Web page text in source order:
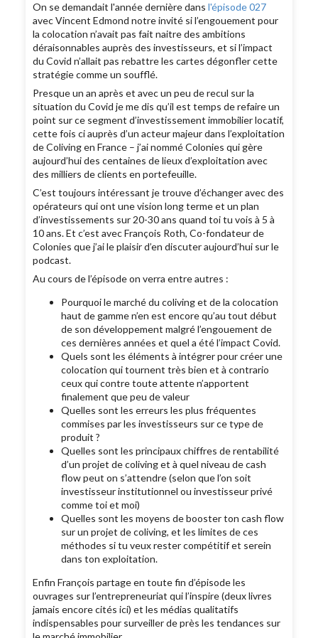
On se demandait l'année dernière dansl'épisode 027
avec Vincent Edmond notre invité si l’engouement pour
la colocation n’avait pas fait naitre des ambitions
déraisonnables auprès des investisseurs, et si l’impact
du Covid n’allait pas rebattre les cartes dégonfler cette
stratégie comme un soufflé.
Presque un an après et avec un peu de recul sur la
situation du Covid je me dis qu’il est temps de refaire un
point sur ce segment d’investissement immobilier locatif,
cette fois ci auprès d’un acteur majeur dans l’exploitation
de Coliving en France – j’ai nommé Colonies qui gère
aujourd’hui des centaines de lieux d’exploitation avec
des milliers de clients en portefeuille.
C’est toujours intéressant je trouve d’échanger avec des
opérateurs qui ont une vision long terme et un plan
d’investissements sur 20-30 ans quand toi tu vois à 5 à
10 ans. Et c’est avec François Roth, Co-fondateur de
Colonies que j’ai le plaisir d’en discuter aujourd’hui sur le
podcast.
Au cours de l’épisode on verra entre autres :
Pourquoi le marché du coliving et de la colocation
haut de gamme n’en est encore qu’au tout début
de son développement malgré l’engouement de
ces dernières années et quel a été l’impact Covid.
Quels sont les éléments à intégrer pour créer une
colocation qui tournent très bien et à contrario
ceux qui contre toute attente n’apportent
finalement que peu de valeur
Quelles sont les erreurs les plus fréquentes
commises par les investisseurs sur ce type de
produit ?
Quelles sont les principaux chiffres de rentabilité
d’un projet de coliving et à quel niveau de cash
flow peut on s’attendre (selon que l’on soit
investisseur institutionnel ou investisseur privé
comme toi et moi)
Quelles sont les moyens de booster ton cash flow
sur un projet de coliving, et les limites de ces
méthodes si tu veux rester compétitif et serein
dans ton exploitation.
Enfin François partage en toute fin d’épisode les
ouvrages sur l’entrepreneuriat qui l’inspire (deux livres
jamais encore cités ici) et les médias qualitatifs
indispensables pour surveiller de près les tendances sur